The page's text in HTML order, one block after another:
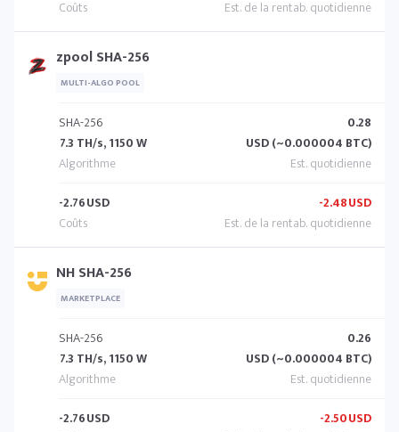
zpool SHA-256
MULTI-ALGO POOL
SHA-256
7.3 TH/s, 1150 W
0.28
USD (~0.000004 BTC)
-2.76USD -2.48USD
NH SHA-256
MARKETPLACE
SHA-256
7.3 TH/s, 1150 W
0.26
USD (~0.000004 BTC)
-2.76USD -2.50USD